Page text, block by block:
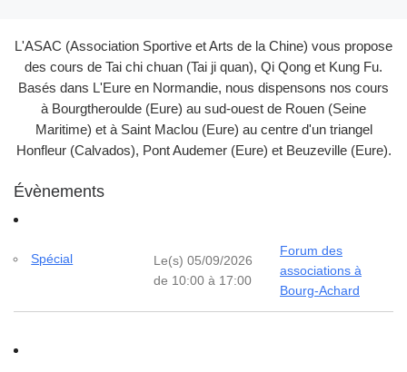
L'ASAC (Association Sportive et Arts de la Chine) vous propose
des cours de Tai chi chuan (Tai ji quan), Qi Qong et Kung Fu.
Basés dans L'Eure en Normandie, nous dispensons nos cours
à Bourgtheroulde (Eure) au sud-ouest de Rouen (Seine
Maritime) et à Saint Maclou (Eure) au centre d'un triangel
Honfleur (Calvados), Pont Audemer (Eure) et Beuzeville (Eure).
Évènements
Spécial
Le(s) 05/09/2026
de 10:00 à 17:00
Forum des
associations à
Bourg-Achard